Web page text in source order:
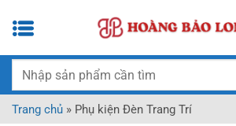
qua
dung
Tìm
Trang chủ » Phụ kiện Đèn Trang Trí